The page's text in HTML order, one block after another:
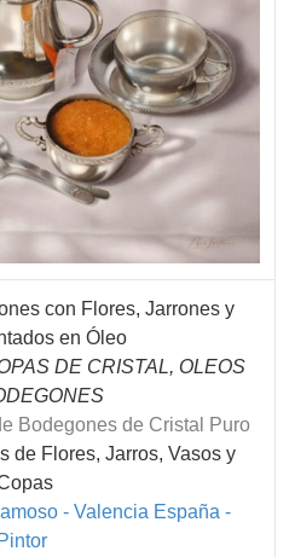
con Flores, Jarrones y
en Óleo
DE CRISTAL, OLEOS
Bodegones de Cristal Puro
de Flores, Jarros, Vasos y
- Valencia España -
Pintor